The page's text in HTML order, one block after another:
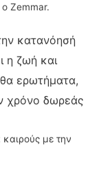
ο Zemmar.
κατανόησή
η ζωή και
ερωτήματα,
χρόνο δωρεάς
με την